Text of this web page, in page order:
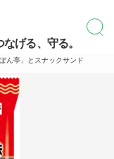
げる、守る。
ん亭」とスナックサンド